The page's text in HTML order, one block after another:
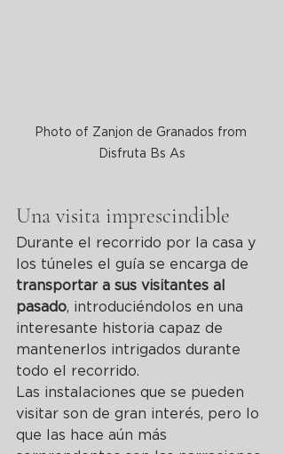
Photo of Zanjon de Granados from
Disfruta Bs As
Una visita imprescindible
Durante el recorrido por la casa y
los túneles el guía se encarga de
transportar a sus visitantes al
pasado, introduciéndolos en una
interesante historia capaz de
mantenerlos intrigados durante
todo el recorrido.
Las instalaciones que se pueden
visitar son de gran interés, pero lo
que las hace aún más